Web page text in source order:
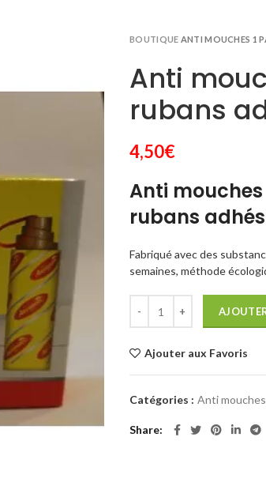
BOUTIQUE ANTI MOUCHES 1
Anti
rubans
4,50€
Anti
rubans
Fabriqué avec des
semaines, méthode
Ajouter aux Favoris
Catégories : Anti mouches
Share